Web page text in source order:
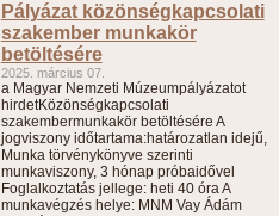
Pályázat közönségkapcsolati
szakember munkakör
betöltésére
2025. március 07.
a Magyar Nemzeti Múzeumpályázatot
hirdetKözönségkapcsolati
szakembermunkakör betöltésére A
jogviszony időtartama:határozatlan idejű,
Munka törvénykönyve szerinti
munkaviszony, 3 hónap próbaidővel
Foglalkoztatás jellege: heti 40 óra A
munkavégzés helye: MNM Vay Ádám